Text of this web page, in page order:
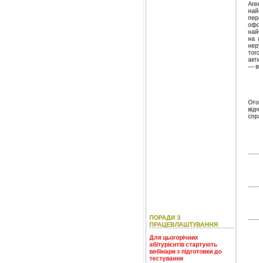
ПОРАДИ З
ПРАЦЕВЛАШТУВАННЯ
Для цьогорічних
абітурієнтів стартують
вебінари з підготовки до
тестування
на
—